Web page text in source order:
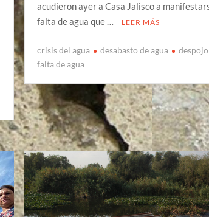
acudieron ayer a Casa Jalisco a
falta de agua que …
LEER MÁS
crisis del agua desabasto de agua
falta de agua